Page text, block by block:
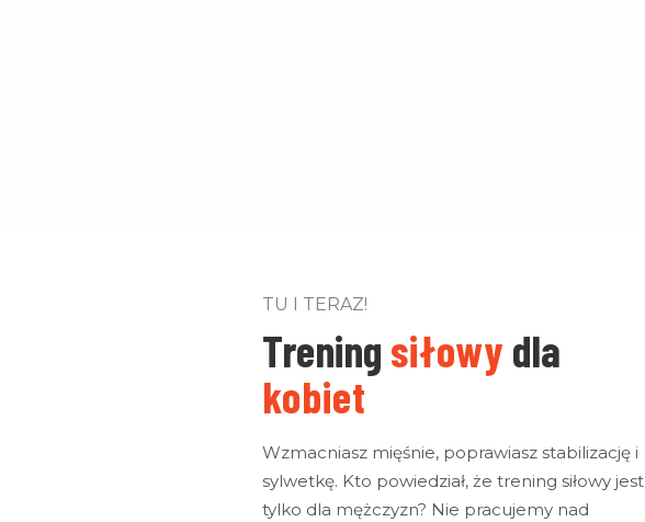
TU I TERAZ!
Trening siłowy dla
kobiet
Wzmacniasz mięśnie, poprawiasz stabilizację i
sylwetkę. Kto powiedział, że trening siłowy jest
tylko dla mężczyzn? Nie pracujemy nad